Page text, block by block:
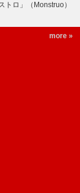
トロ」（Monstruo）
more »